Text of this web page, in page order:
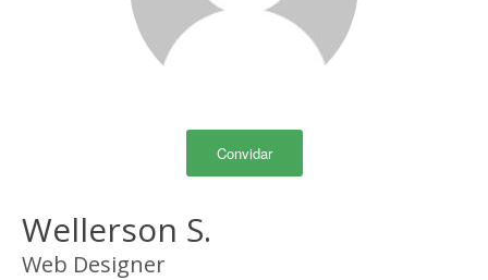
Convidar
Wellerson S.
Web Designer